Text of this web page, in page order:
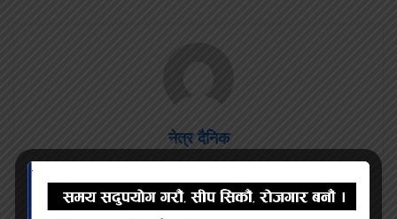
नेत्र दैनिक